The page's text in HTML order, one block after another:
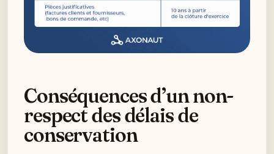
Conséquences d’un non-
respect des délais de
conservation